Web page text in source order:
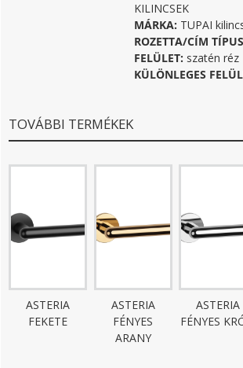
KILINCSEK
MÁRKA: TUPAI
ROZETTA/CÍM
FELÜLET: szatén réz
KÜLÖNLEGES
TOVÁBBI TERMÉKEK
ASTERIA
FEKETE
ASTERIA
FÉNYES
ARANY
ASTERIA
FÉNYES